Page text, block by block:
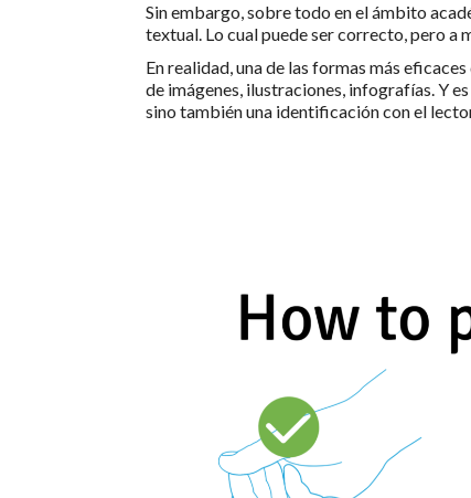
Sin embargo, sobre todo en el ámbito
textual. Lo cual puede ser correcto, pero a
En realidad, una de las formas más
de imágenes, ilustraciones, infografías. Y
sino también una identificación con el